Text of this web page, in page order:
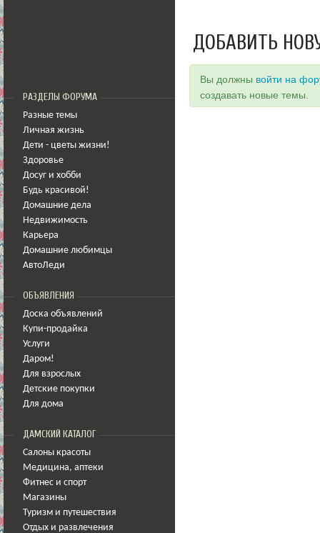
РАЗДЕЛЫ ФОРУМА
Разные темы
Личная жизнь
Дети - цветы жизни!
Здоровье
Досуг и хобби
Будь красивой!
Домашние дела
Недвижимость
Карьера
Домашние любимцы
АвтоЛеди
ОБЪЯВЛЕНИЯ
Доска объявлений
Купи-продайка
Услуги
Даром!
Для взрослых
Детские покупки
Для дома
ДАМСКИЙ КАТАЛОГ
Салоны красоты
Медицина, аптеки
Фитнес и спорт
Магазины
Туризм и путешествия
Отдых и развлечения
ДОБАВИТЬ
Вы должны войти на
создавать новые темы.